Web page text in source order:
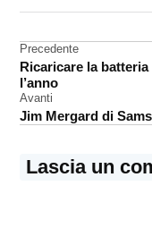
iPod
Navigazione
articoli
Precedente
Ricaricare la
l’anno
Avanti
Jim Mergard di
Lascia un